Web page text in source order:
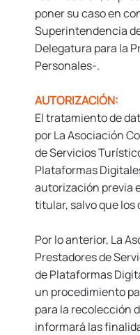
poner su caso en
Superintendencia
Delegatura para la
Personales-.
AUTORIZACIÓN:
El tratamiento de
por La Asociación
de Servicios
Plataformas
autorización previa
titular, salvo que los
Por lo anterior, La
Prestadores de
de Plataformas
un procedimiento
para la recolección
informará las